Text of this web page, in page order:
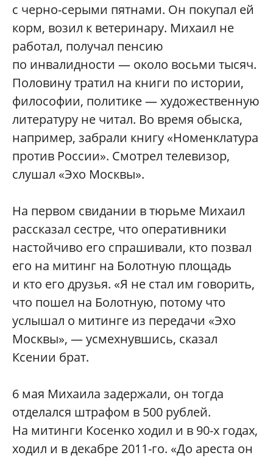
с черно-серыми пятнами. Он покупал ей
корм, возил к ветеринару. Михаил не
работал, получал пенсию
по инвалидности — около восьми тысяч.
Половину тратил на книги по истории,
философии, политике — художественную
литературу не читал. Во время обыска,
например, забрали книгу «Номенклатура
против России». Смотрел телевизор,
слушал «Эхо Москвы».
На первом свидании в тюрьме Михаил
рассказал сестре, что оперативники
настойчиво его спрашивали, кто позвал
его на митинг на Болотную площадь
и кто его друзья. «Я не стал им говорить,
что пошел на Болотную, потому что
услышал о митинге из передачи «Эхо
Москвы», — усмехнувшись, сказал
Ксении брат.
6 мая Михаила задержали, он тогда
отделался штрафом в 500 рублей.
На митинги Косенко ходил и в 90-х годах,
ходил и в декабре 2011-го. «До ареста он